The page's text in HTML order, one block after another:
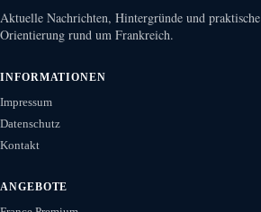
Aktuelle Nachrichten, Hintergründe und praktische
Orientierung rund um Frankreich.
INFORMATIONEN
Impressum
Datenschutz
Kontakt
ANGEBOTE